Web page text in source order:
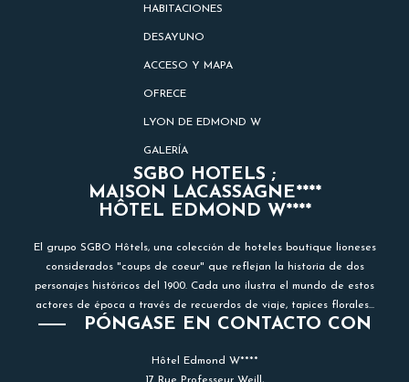
HABITACIONES
DESAYUNO
ACCESO Y MAPA
OFRECE
LYON DE EDMOND W
GALERÍA
SGBO HOTELS ;
MAISON LACASSAGNE****
HÔTEL EDMOND W****
El grupo SGBO Hôtels, una colección de hoteles boutique lioneses
considerados "coups de coeur" que reflejan la historia de dos
personajes históricos del 1900. Cada uno ilustra el mundo de estos
actores de época a través de recuerdos de viaje, tapices florales...
PÓNGASE EN CONTACTO CON
Hôtel Edmond W****